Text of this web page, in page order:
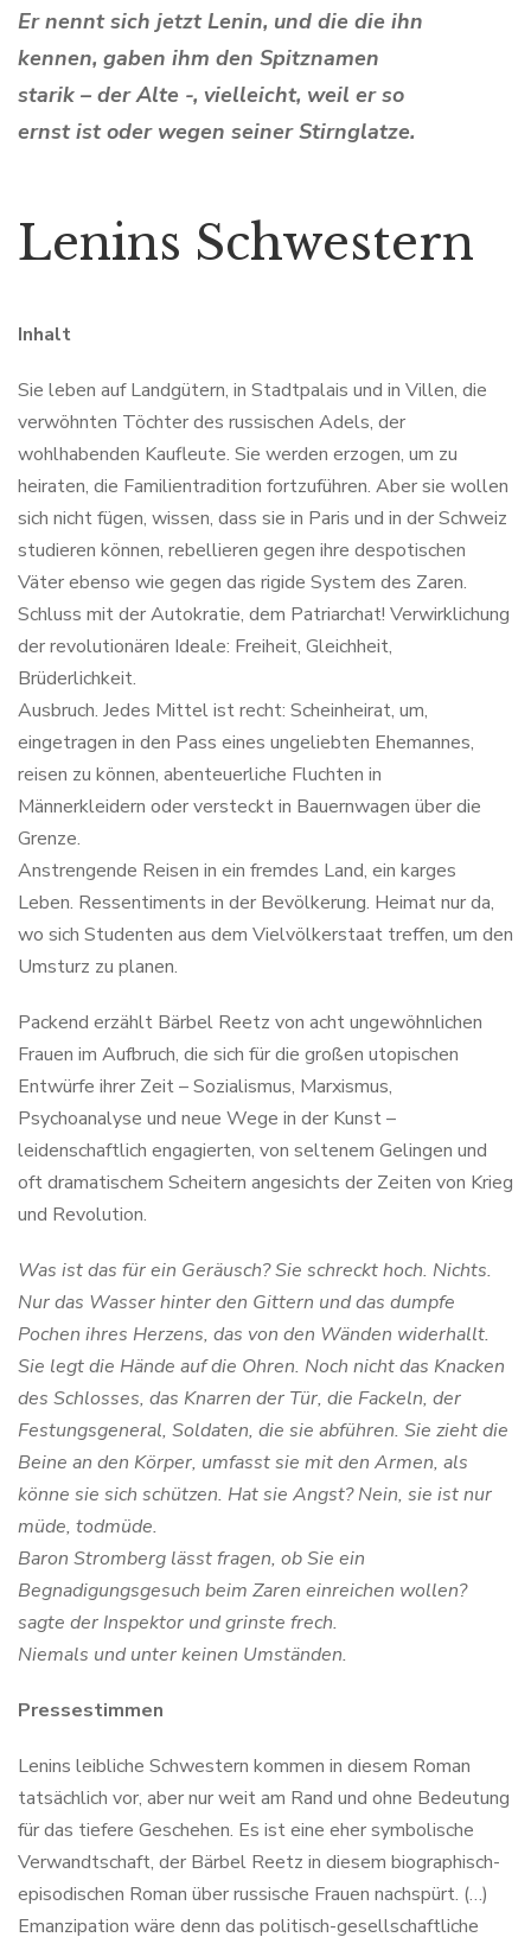
Er nennt sich jetzt Lenin, und die die ihn
kennen, gaben ihm den Spitznamen
starik – der Alte -, vielleicht, weil er so
ernst ist oder wegen seiner Stirnglatze.
Lenins Schwestern
Inhalt
Sie leben auf Landgütern, in Stadtpalais und in Villen, die
verwöhnten Töchter des russischen Adels, der
wohlhabenden Kaufleute. Sie werden erzogen, um zu
heiraten, die Familientradition fortzuführen. Aber sie wollen
sich nicht fügen, wissen, dass sie in Paris und in der Schweiz
studieren können, rebellieren gegen ihre despotischen
Väter ebenso wie gegen das rigide System des Zaren.
Schluss mit der Autokratie, dem Patriarchat! Verwirklichung
der revolutionären Ideale: Freiheit, Gleichheit,
Brüderlichkeit.
Ausbruch. Jedes Mittel ist recht: Scheinheirat, um,
eingetragen in den Pass eines ungeliebten Ehemannes,
reisen zu können, abenteuerliche Fluchten in
Männerkleidern oder versteckt in Bauernwagen über die
Grenze.
Anstrengende Reisen in ein fremdes Land, ein karges
Leben. Ressentiments in der Bevölkerung. Heimat nur da,
wo sich Studenten aus dem Vielvölkerstaat treffen, um den
Umsturz zu planen.
Packend erzählt Bärbel Reetz von acht ungewöhnlichen
Frauen im Aufbruch, die sich für die großen utopischen
Entwürfe ihrer Zeit – Sozialismus, Marxismus,
Psychoanalyse und neue Wege in der Kunst –
leidenschaftlich engagierten, von seltenem Gelingen und
oft dramatischem Scheitern angesichts der Zeiten von Krieg
und Revolution.
Was ist das für ein Geräusch? Sie schreckt hoch. Nichts.
Nur das Wasser hinter den Gittern und das dumpfe
Pochen ihres Herzens, das von den Wänden widerhallt.
Sie legt die Hände auf die Ohren. Noch nicht das Knacken
des Schlosses, das Knarren der Tür, die Fackeln, der
Festungsgeneral, Soldaten, die sie abführen. Sie zieht die
Beine an den Körper, umfasst sie mit den Armen, als
könne sie sich schützen. Hat sie Angst? Nein, sie ist nur
müde, todmüde.
Baron Stromberg lässt fragen, ob Sie ein
Begnadigungsgesuch beim Zaren einreichen wollen?
sagte der Inspektor und grinste frech.
Niemals und unter keinen Umständen.
Pressestimmen
Lenins leibliche Schwestern kommen in diesem Roman
tatsächlich vor, aber nur weit am Rand und ohne Bedeutung
für das tiefere Geschehen. Es ist eine eher symbolische
Verwandtschaft, der Bärbel Reetz in diesem biographisch-
episodischen Roman über russische Frauen nachspürt. (…)
Emanzipation wäre denn das politisch-gesellschaftliche